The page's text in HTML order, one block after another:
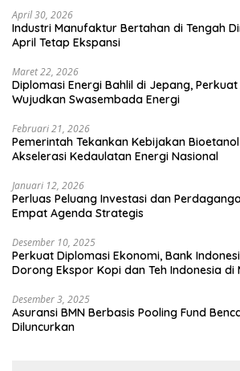
April 30, 2026
Industri Manufaktur Bertahan di Tengah
April Tetap Ekspansi
Maret 22, 2026
Diplomasi Energi Bahlil di Jepang,
Wujudkan Swasembada Energi
Februari 21, 2026
Pemerintah Tekankan Kebijakan
Akselerasi Kedaulatan Energi Nasional
Januari 12, 2026
Perluas Peluang Investasi dan
Empat Agenda Strategis
Desember 10, 2025
Perkuat Diplomasi Ekonomi, Bank
Dorong Ekspor Kopi dan Teh Indonesia di
Desember 3, 2025
Asuransi BMN Berbasis Pooling Fund
Diluncurkan